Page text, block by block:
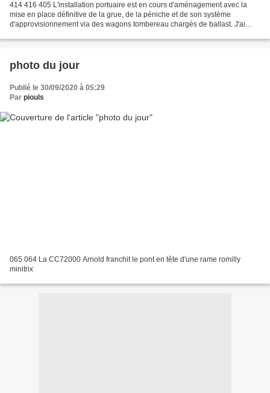
414 416 405 L'installation portuaire est en cours d'aménagement avec la
mise en place définitive de la grue, de la péniche et de son système
d'approvisionnement via des wagons tombereau chargés de ballast. J'ai
photo du jour
Publié le 30/09/2020 à 05:29
Par piouls
065 064 La CC72000 Arnold franchit le pont en tête d'une rame romilly
minitrix